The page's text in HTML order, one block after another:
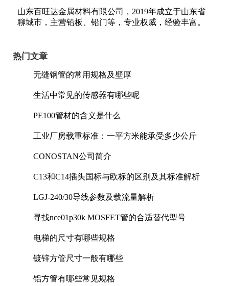
山东百旺达金属材料有限公司，2019年成立于山东省
聊城市，主营铅板、铅门等，专业权威，经验丰富。
热门文章
无缝钢管的常用规格及壁厚
生活中常见的传感器有哪些呢
PE100管材的含义是什么
工业厂房载重标准：一平方米能承受多少公斤
CONOSTAN公司简介
C13和C14插头国标与欧标的区别及其标准解析
LGJ-240/30导线参数及载流量解析
寻找nce01p30k MOSFET管的合适替代型号
电梯的尺寸有哪些规格
镀锌方管尺寸一般有哪些
铝方管有哪些常见规格